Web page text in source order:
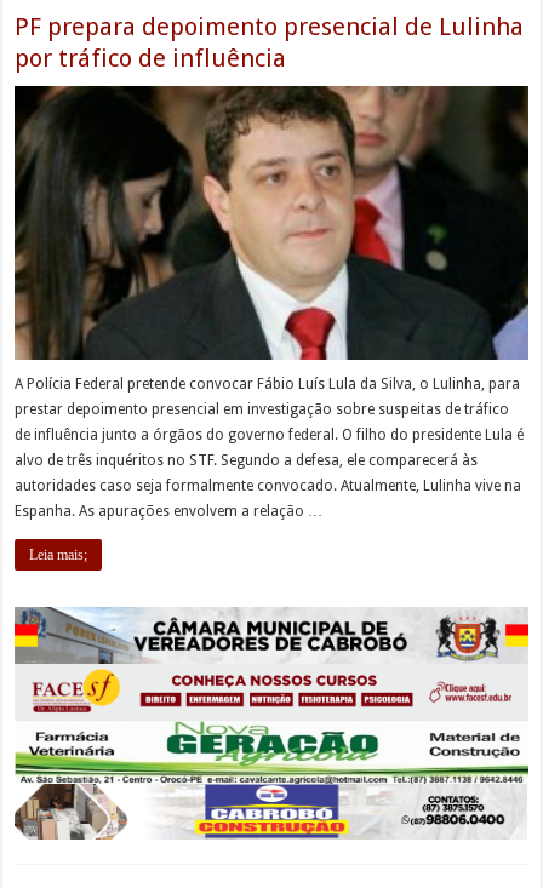
PF prepara depoimento presencial de Lulinha
por tráfico de influência
A Polícia Federal pretende convocar Fábio Luís Lula da Silva, o Lulinha, para
prestar depoimento presencial em investigação sobre suspeitas de tráfico
de influência junto a órgãos do governo federal. O filho do presidente Lula é
alvo de três inquéritos no STF. Segundo a defesa, ele comparecerá às
autoridades caso seja formalmente convocado. Atualmente, Lulinha vive na
Espanha. As apurações envolvem a relação …
Leia mais;